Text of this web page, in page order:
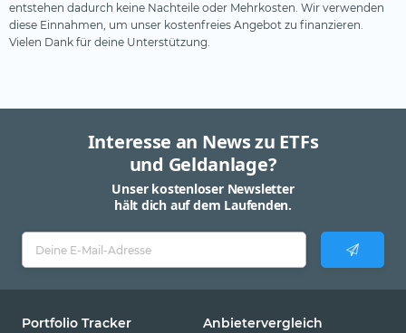
entstehen dadurch keine Nachteile oder Mehrkosten. Wir verwenden
diese Einnahmen, um unser kostenfreies Angebot zu finanzieren.
Vielen Dank für deine Unterstützung.
Interesse an News zu ETFs
und Geldanlage?
Unser kostenloser Newsletter
hält dich auf dem Laufenden.
Portfolio Tracker Anbietervergleich